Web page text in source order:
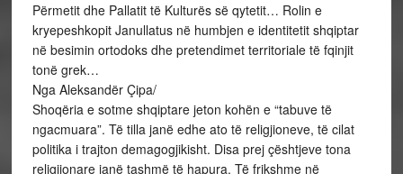
Përmetit dhe Pallatit të Kulturës së qytetit… Rolin e
kryepeshkopit Janullatus në humbjen e identitetit shqiptar
në besimin ortodoks dhe pretendimet territoriale të fqinjit
tonë grek…
Nga Aleksandër Çipa/
Shoqëria e sotme shqiptare jeton kohën e “tabuve të
ngacmuara”. Të tilla janë edhe ato të religjioneve, të cilat
politika i trajton demagogjikisht. Disa prej çështjeve tona
religjionare janë tashmë të hapura. Të frikshme në